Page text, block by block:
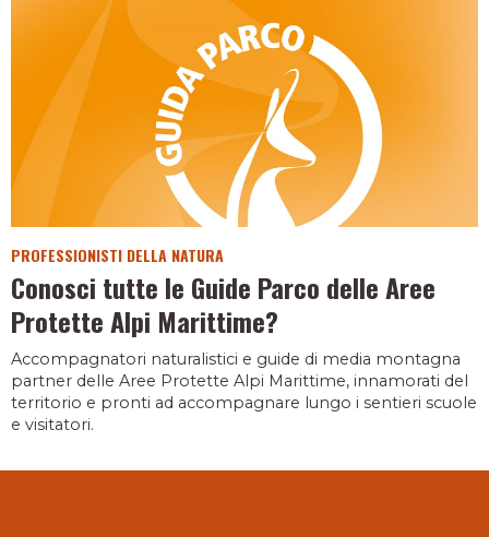
PROFESSIONISTI DELLA NATURA
Conosci tutte le Guide Parco delle Aree
Protette Alpi Marittime?
Accompagnatori naturalistici e guide di media montagna
partner delle Aree Protette Alpi Marittime, innamorati del
territorio e pronti ad accompagnare lungo i sentieri scuole
e visitatori.